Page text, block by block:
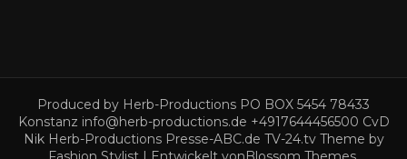
Produced by Herb-Productions PO BOX 5454 78433
Konstanz info@herb-productions.de +4917644456500 CvD
Nik Herb-Productions Presse-ABC.de TV-24.tv Theme by